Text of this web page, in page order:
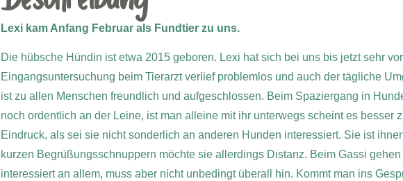
Lexi kam Anfang Februar als Fundtier zu uns.
Die hübsche Hündin ist etwa 2015 geboren. Lexi hat sich bei uns bis jetzt sehr
Eingangsuntersuchung beim Tierarzt verlief problemlos und auch der tägliche
ist zu allen Menschen freundlich und aufgeschlossen. Beim Spaziergang in
noch ordentlich an der Leine, ist man alleine mit ihr unterwegs scheint es besser
Eindruck, als sei sie nicht sonderlich an anderen Hunden interessiert. Sie ist
kurzen Begrüßungsschnuppern möchte sie allerdings Distanz. Beim Gassi
interessiert an allem, muss aber nicht unbedingt überall hin. Kommt man ins